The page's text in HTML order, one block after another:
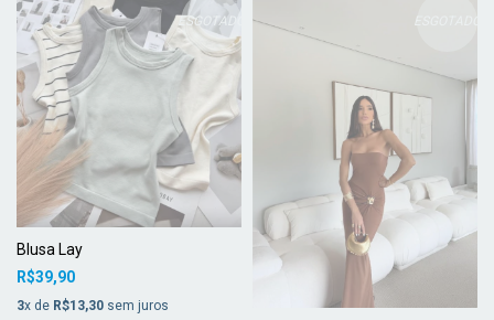
ESGOTADO
Blusa Lay
R$39,90
3x de R$13,30 sem juros
ESGOTADO